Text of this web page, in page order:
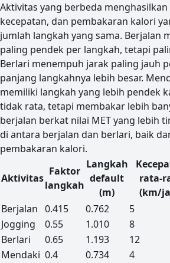
Aktivitas yang berbeda
kecepatan, dan pembakaran kalori
jumlah langkah yang sama. Berjalan
paling pendek per langkah, tetapi
Berlari menempuh jarak paling jauh
panjang langkahnya lebih besar.
memiliki langkah yang lebih pendek
tidak rata, tetapi membakar lebih
berjalan berkat nilai MET yang lebih
di antara berjalan dan berlari, baik
pembakaran kalori.
Perbandingan jenis aktivitas
Aktivitas
Faktor
langkah
Langkah
default
(m)
rata-
(km/
Berjalan 0.415 0.762 5
Jogging
0.55 1.010 8
Berlari
0.65 1.193 12
Mendaki 0.4 0.734 4